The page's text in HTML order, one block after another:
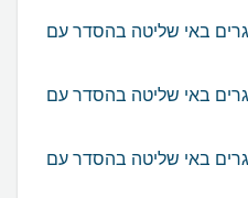
באי שליטה בהסדר עם
באי שליטה בהסדר עם
באי שליטה בהסדר עם